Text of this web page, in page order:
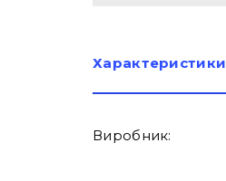
Характеристики
Виробник: